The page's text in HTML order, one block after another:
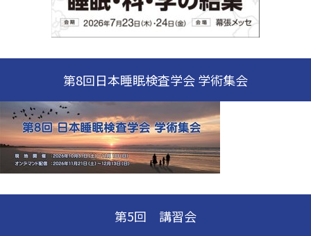
第8回日本睡眠検査学会 学術集会
第5回 講習会